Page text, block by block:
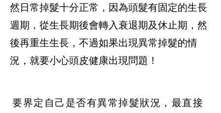
然日常掉髮十分正常，因為頭髮有固定的生長
週期，從生長期後會轉入衰退期及休止期，然
後再重生生長，不過如果出現異常掉髮的情
況，就要小心頭皮健康出現問題！
要界定自己是否有異常掉髮狀況，最直接